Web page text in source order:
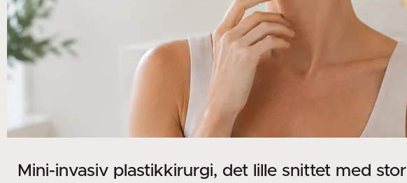
Mini-invasiv plastikkirurgi, det lille snittet med stor